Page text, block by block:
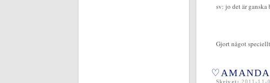
sv: jo det är ganska
Gjort något
Skrivet: 2011-11-